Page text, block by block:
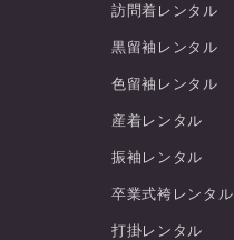
訪問着レンタル
黒留袖レンタル
色留袖レンタル
産着レンタル
振袖レンタル
卒業式袴レンタル
打掛レンタル